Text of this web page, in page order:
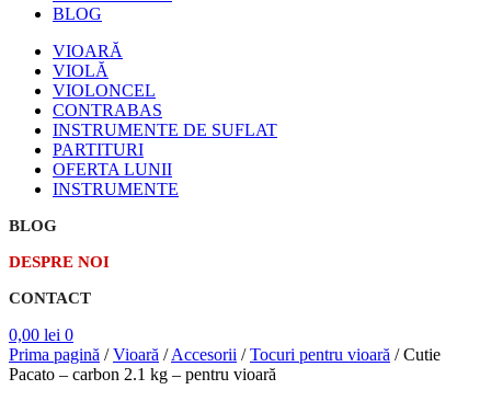
BLOG
VIOARĂ
VIOLĂ
VIOLONCEL
CONTRABAS
INSTRUMENTE DE SUFLAT
PARTITURI
OFERTA LUNII
INSTRUMENTE
BLOG
DESPRE NOI
CONTACT
0,00 lei 0
Prima pagină /Vioară /Accesorii /Tocuri pentru vioară /Cutie
Pacato – carbon 2.1 kg – pentru vioară